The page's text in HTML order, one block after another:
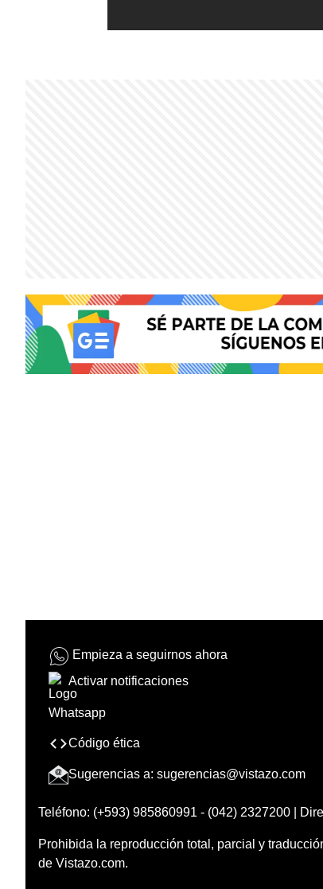
Empieza a seguirnos ahora
Activar notificaciones
Código ética
Sugerencias a: sugerencias@vistazo.com
Teléfono: (+593) 985860991 - (042) 2327200 |
Prohibida la reproducción total, parcial y
de Vistazo.com.